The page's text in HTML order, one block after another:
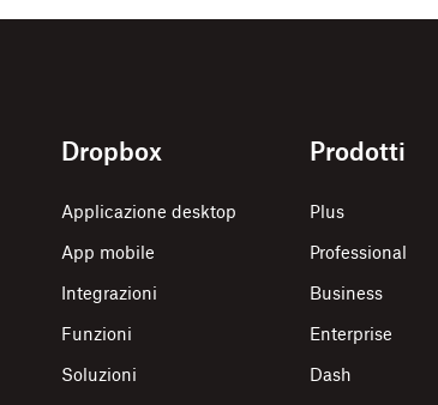
Dropbox
Applicazione desktop
App mobile
Integrazioni
Funzioni
Soluzioni
Prodotti
Plus
Professional
Business
Enterprise
Dash